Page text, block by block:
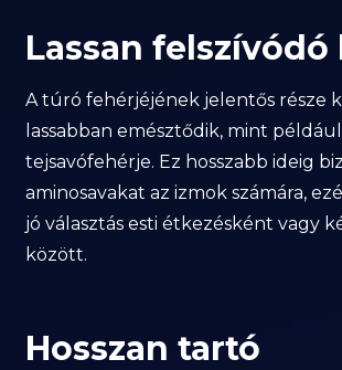
Lassan felszívódó
A túró fehérjéjének jelentős része
lassabban emésztődik, mint
tejsavófehérje. Ez hosszabb ideig
aminosavakat az izmok számára,
jó választás esti étkezésként vagy
között.
Hosszan tartó